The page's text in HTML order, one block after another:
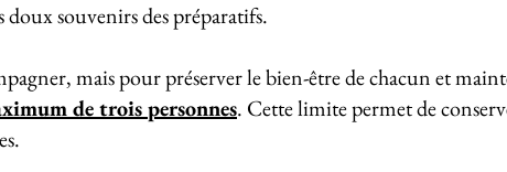
doux souvenirs des préparatifs.
mais pour préserver le bien-être de chacun et
de trois personnes. Cette limite permet de